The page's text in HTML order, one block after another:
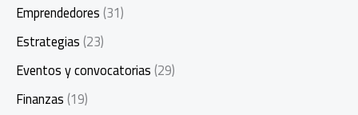
Emprendedores(31)
Estrategias(23)
Eventos y convocatorias(29)
Finanzas(19)